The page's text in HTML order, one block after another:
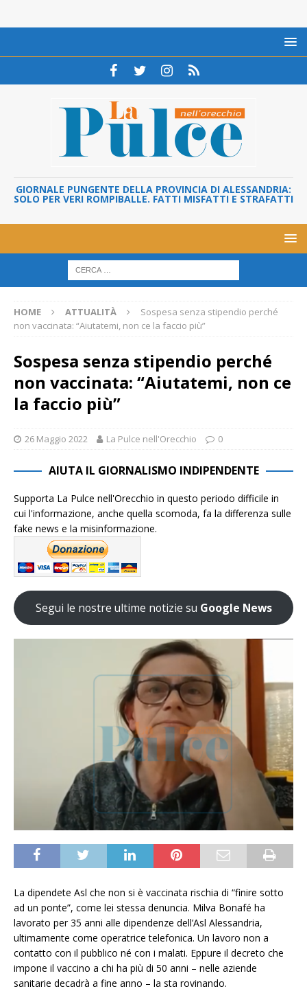
GIORNALE PUNGENTE DELLA PROVINCIA DI ALESSANDRIA:
SOLO PER VERI ROMPIBALLE. FATTI MISFATTI E STRAFATTI
HOME ATTUALITÀ
Sospesa senza stipendio perché
non vaccinata: “Aiutatemi, non ce la faccio più”
Sospesa senza stipendio perché
non vaccinata: “Aiutatemi, non ce
la faccio più”
26 Maggio 2022 La Pulce nell'Orecchio 0
AIUTA IL GIORNALISMO INDIPENDENTE
Supporta La Pulce nell'Orecchio in questo periodo difficile in
cui l'informazione, anche quella scomoda, fa la differenza sulle
fake news e la misinformazione.
Segui le nostre ultime notizie su Google News
La dipendete Asl che non si è vaccinata rischia di “finire sotto
ad un ponte”, come lei stessa denuncia. Milva Bonafé ha
lavorato per 35 anni alle dipendenze dell’Asl Alessandria,
ultimamente come operatrice telefonica. Un lavoro non a
contatto con il pubblico né con i malati. Eppure il decreto che
impone il vaccino a chi ha più di 50 anni – nelle aziende
sanitarie decadrà a fine anno – la sta rovinando.